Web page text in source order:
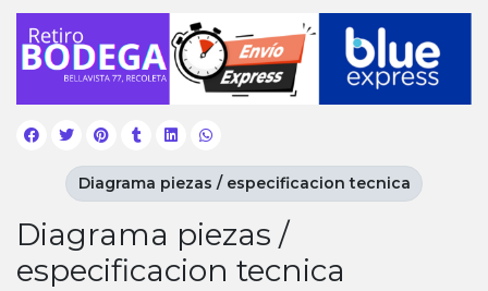
Diagrama piezas /
especificacion tecnica
Diagrama piezas / especificacion tecnica